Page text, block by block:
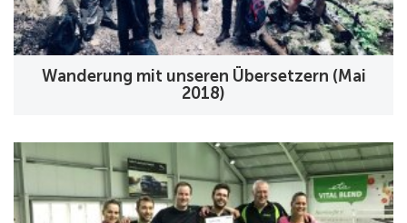
Wanderung mit unseren Übersetzern (Mai
2018)